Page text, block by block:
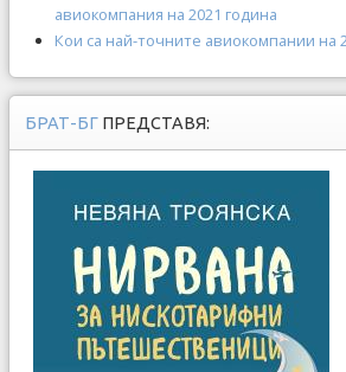
авиокомпания на 2021 година
Кои са най-точните авиокомпании на
БРАТ-БГ ПРЕДСТАВЯ: